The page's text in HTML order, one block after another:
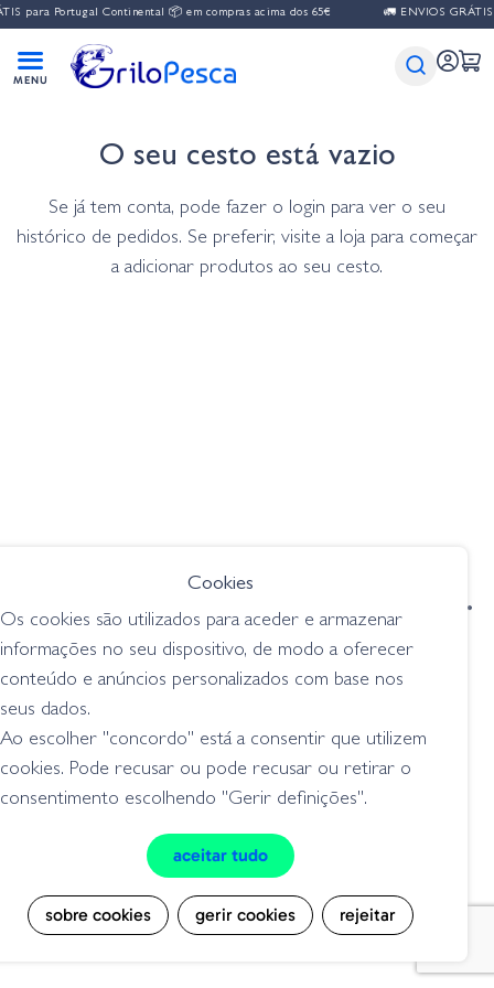
para Portugal Continental 📦 em compras acima dos 65€ 🚛 ENVIOS
O seu cesto está vazio
Se já tem conta, pode fazer o login para ver o seu
histórico de pedidos. Se preferir, visite a loja para começar
a adicionar produtos ao seu cesto.
privacidade
Grilo Pesca - Loja de Pesca e Competição © Todos os direitos reservados |
Cookies
Os cookies são utilizados para aceder e armazenar
informações no seu dispositivo, de modo a oferecer
conteúdo e anúncios personalizados com base nos
seus dados.
Ao escolher "concordo" está a consentir que utilizem
cookies. Pode recusar ou pode recusar ou retirar o
consentimento escolhendo "Gerir definições".
aceitar tudo
sobre cookies gerir cookies rejeitar